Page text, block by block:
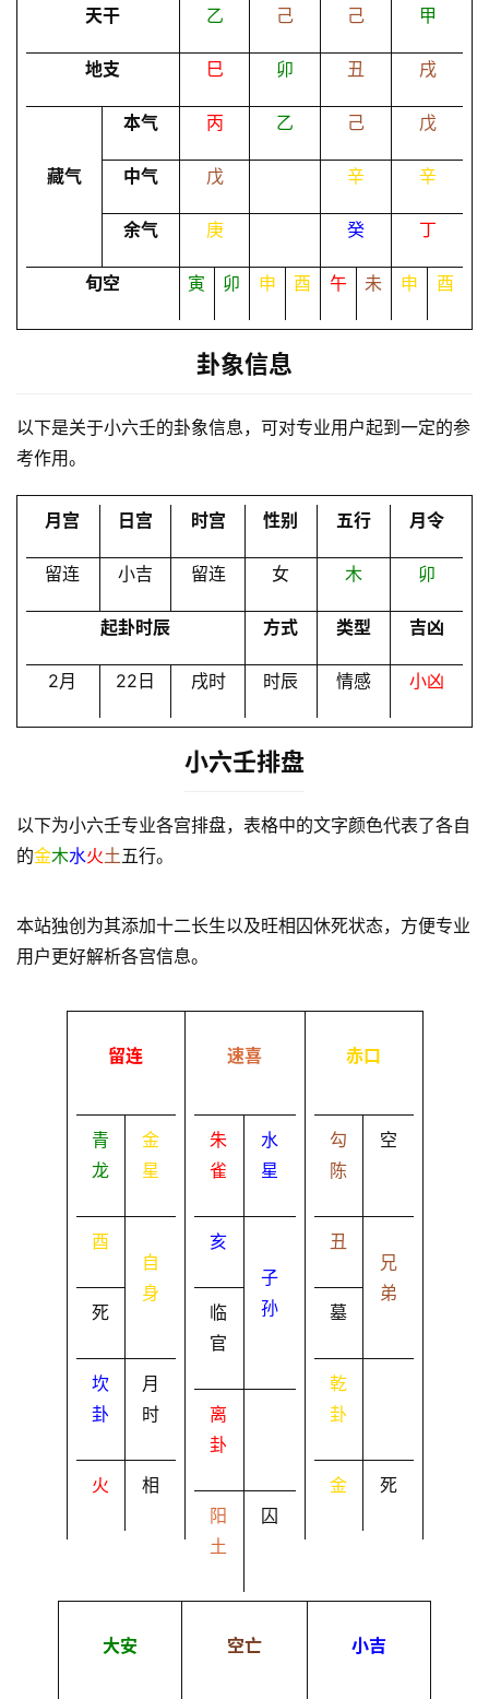
登录 注册
天干 乙 己 己 甲
地支 巳 卯 丑 戌
本气 丙 乙 己 戊
藏气 中气 戊 辛 辛
余气 庚 癸 丁
旬空 寅 卯 申 酉 午 未 申 酉
卦象信息
以下是关于小六壬的卦象信息，可对专业用户起到一定的参
考作用。
月宫 日宫 时宫 性别 五行 月令
留连 小吉 留连 女 木 卯
起卦时辰 方式 类型 吉凶
2月 22日 戌时 时辰 情感 小凶
小六壬排盘
以下为小六壬专业各宫排盘，表格中的文字颜色代表了各自
的金木水火土五行。
本站独创为其添加十二长生以及旺相囚休死状态，方便专业
用户更好解析各宫信息。
留连
青
龙
金
星
酉
死
自
身
坎
卦
月
时
火 相
速喜
朱
雀
水
星
亥
临
官
子
孙
离
卦
阳
土
囚
赤口
勾
陈
空
丑
墓
兄
弟
乾
卦
金 死
大安 空亡 小吉